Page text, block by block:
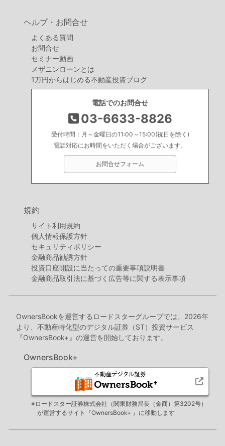
ヘルプ・お問合せ
よくある質問
お問合せ
セミナー動画
メザニンローンとは
1万円からはじめる不動産投資ブログ
電話でのお問合せ
03-6633-8826
受付時間：月～金曜日の11:00～15:00(祝日を除く)
電話対応にお時間をいただく場合がございます。
お問合せフォーム
規約
サイト利用規約
個人情報保護方針
セキュリティポリシー
金融商品勧誘方針
投資口座開設に当たっての重要事項説明書
金融商品取引法に基づく広告等に関する表示事項
OwnersBookを運営するロードスターグループでは、2026年
より、不動産特化型のデジタル証券（ST）投資サービス
『OwnersBook+』の運営を開始しております。
OwnersBook+
※ロードスター証券株式会社（関東財務局長（金商）第3202号）
が運営するサイト『OwnersBook+ 』に移動します